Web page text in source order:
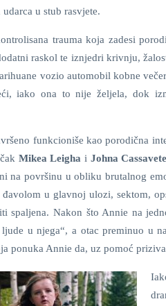
u stub rasvjete.
trauma koja zadesi
raskol te iznjedri krivnju,
vozio automobil kobne
iako ona to nije željela, dok
funkcioniše kao porodična
Mikea Leigha i Johna
na površinu u obliku brutalnog
đavolom u glavnoj ulozi, sektom,
spaljena. Nakon što Annie na
ljude u njega“, a otac preminuo u
ponuka Annie da, uz pomoć